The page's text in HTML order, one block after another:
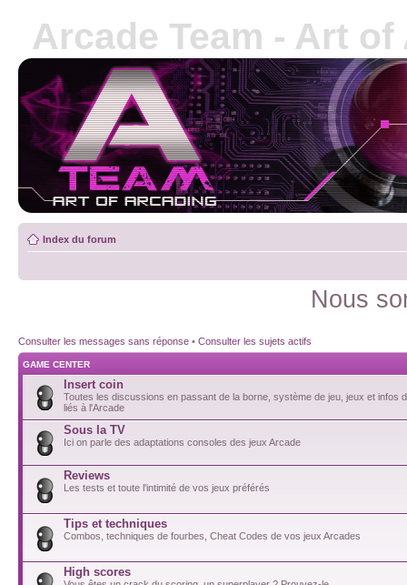
Arcade Team - Art
Index du forum
Nous
Consulter les messages sans réponse • Consulter les sujets actifs
GAME CENTER
Insert coin
Toutes les discussions en passant de la borne, système de jeu, jeux et infos
liés à l'Arcade
Sous la TV
Ici on parle des adaptations consoles des jeux Arcade
Reviews
Les tests et toute l'intimité de vos jeux préférés
Tips et techniques
Combos, techniques de fourbes, Cheat Codes de vos jeux Arcades
High scores